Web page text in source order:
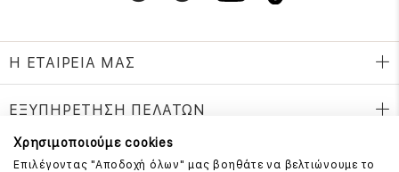
Η ΕΤΑΙΡΕΙΑ ΜΑΣ
ΕΞΥΠΗΡΕΤΗΣΗ ΠΕΛΑΤΩΝ
Χρησιμοποιούμε cookies
Επιλέγοντας "Αποδοχή όλων" μας βοηθάτε να βελτιώνουμε το